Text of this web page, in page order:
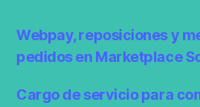
Webpay, reposiciones y
pedidos en Marketplace
Cargo de servicio para